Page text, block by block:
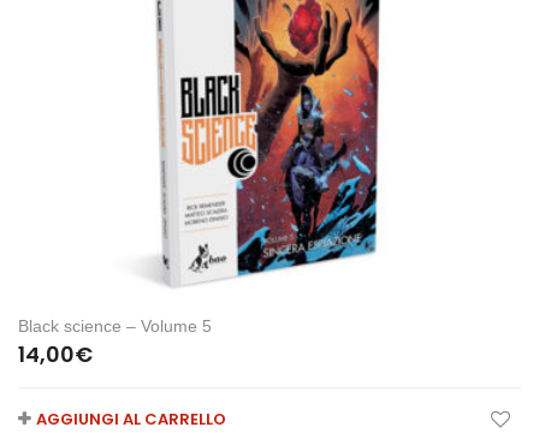
Black science – Volume 5
14,00€
AGGIUNGI AL CARRELLO